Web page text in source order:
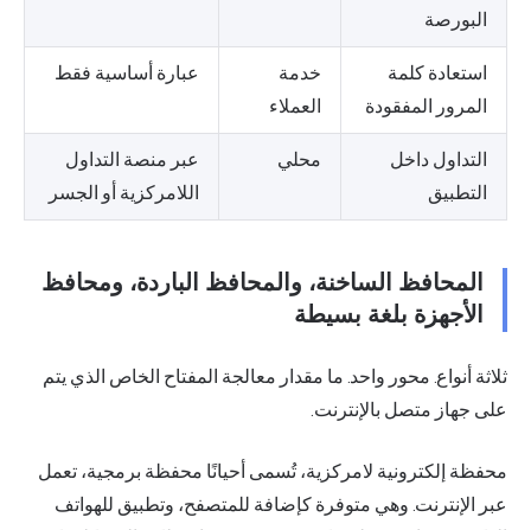
البورصة
استعادة كلمة
المرور المفقودة
خدمة
العملاء
عبارة أساسية فقط
التداول داخل
التطبيق
محلي
عبر منصة التداول
اللامركزية أو الجسر
المحافظ الساخنة، والمحافظ الباردة، ومحافظ
الأجهزة بلغة بسيطة
ثلاثة أنواع. محور واحد. ما مقدار معالجة المفتاح الخاص الذي يتم
على جهاز متصل بالإنترنت.
محفظة إلكترونية لامركزية، تُسمى أحيانًا محفظة برمجية، تعمل
عبر الإنترنت. وهي متوفرة كإضافة للمتصفح، وتطبيق للهواتف